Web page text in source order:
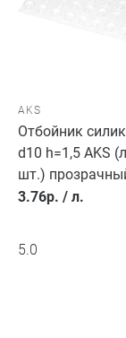
AKS
Отбойник
d10 h=1,5 AKS
шт.)
3.76р. / л.
5.0